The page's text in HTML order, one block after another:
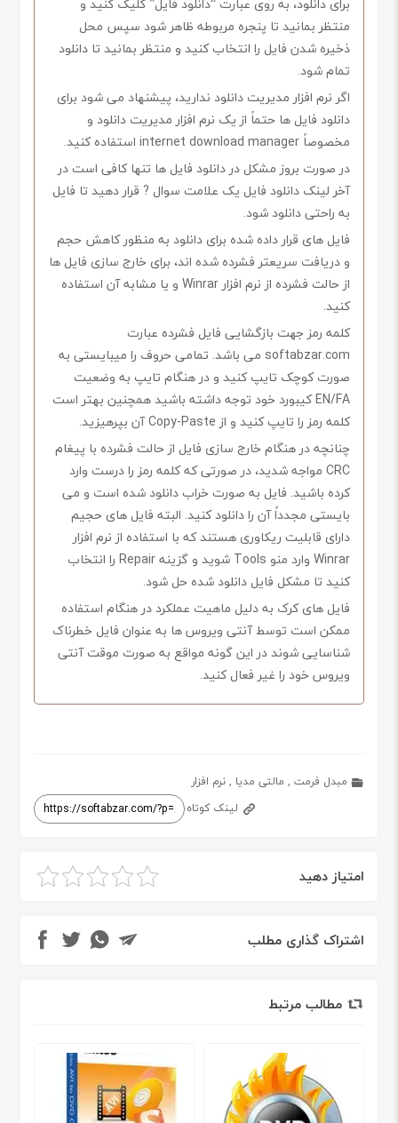
منتظر بمانید تا پنجره مربوطه ظاهر شود سپس محل
ذخیره شدن فایل را انتخاب کنید و منتظر بمانید تا دانلود
تمام شود.
اگر نرم افزار مدیریت دانلود ندارید، پیشنهاد می شود برای
دانلود فایل ها حتماً از یک نرم افزار مدیریت دانلود و
مخصوصاً internet download manager استفاده کنید.
در صورت بروز مشکل در دانلود فایل ها تنها کافی است در
آخر لینک دانلود فایل یک علامت سوال ? قرار دهید تا فایل
به راحتی دانلود شود.
فایل های قرار داده شده برای دانلود به منظور کاهش حجم
و دریافت سریعتر فشرده شده اند، برای خارج سازی فایل ها
از حالت فشرده از نرم افزار Winrar و یا مشابه آن استفاده
کنید.
کلمه رمز جهت بازگشایی فایل فشرده عبارت
softabzar.com می باشد. تمامی حروف را میبایستی به
صورت کوچک تایپ کنید و در هنگام تایپ به وضعیت
EN/FA کیبورد خود توجه داشته باشید همچنین بهتر است
کلمه رمز را تایپ کنید و از Copy-Paste آن بپرهیزید.
چنانچه در هنگام خارج سازی فایل از حالت فشرده با پیغام
CRC مواجه شدید، در صورتی که کلمه رمز را درست وارد
کرده باشید. فایل به صورت خراب دانلود شده است و می
بایستی مجدداً آن را دانلود کنید. البته فایل های حجیم
دارای قابلیت ریکاوری هستند که با استفاده از نرم افزار
Winrar وارد منو Tools شوید و گزینه Repair را انتخاب
کنید تا مشکل فایل دانلود شده حل شود.
فایل های کرک به دلیل ماهیت عملکرد در هنگام استفاده
ممکن است توسط آنتی ویروس ها به عنوان فایل خطرناک
شناسایی شوند در این گونه مواقع به صورت موقت آنتی
ویروس خود را غیر فعال کنید.
مبدل فرمت , مالتی مدیا ,نرم افزار
لینک کوتاه
امتیاز دهید
اشتراک گذاری مطلب
مطالب مرتبط